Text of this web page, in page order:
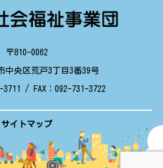
〒810-0062
中央区荒戸3丁目3番39号
/ FAX： 092-731-3722
サイトマップ